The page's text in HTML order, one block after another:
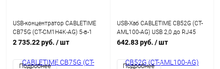
USB-концентратор CABLETIME
CB75G (CT-CM1H4K-AG) 5-в-1
USB-C HUB, 10 Гбит/с, HDMI
2 735.22 руб. / шт
Подробнее
USB-Хаб CABLETIME CB52G (CT-
AML100-AG) USB 2,0 до RJ45
Adhernet Adapter Max 100 Мбит /
642.83 руб. / шт
Подробнее